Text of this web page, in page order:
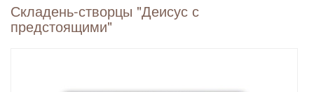
Складень-створцы "Деисус с
предстоящими"